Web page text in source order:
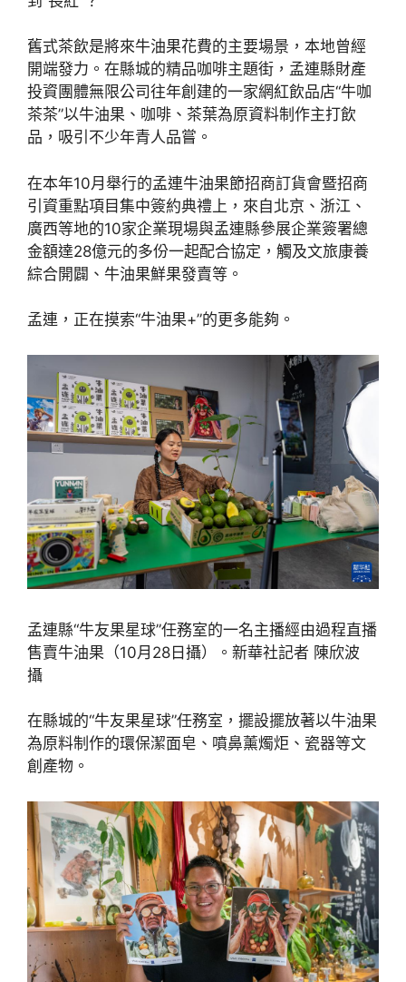
舊式茶飲是將來牛油果花費的主要場景，本地曾經
開端發力。在縣城的精品咖啡主題街，孟連縣財產
投資團體無限公司往年創建的一家網紅飲品店“牛咖
茶茶”以牛油果、咖啡、茶葉為原資料制作主打飲
品，吸引不少年青人品嘗。
在本年10月舉行的孟連牛油果節招商訂貨會暨招商
引資重點項目集中簽約典禮上，來自北京、浙江、
廣西等地的10家企業現場與孟連縣參展企業簽署總
金額達28億元的多份一起配合協定，觸及文旅康養
綜合開闢、牛油果鮮果發賣等。
孟連，正在摸索“牛油果+”的更多能夠。
孟連縣“牛友果星球”任務室的一名主播經由過程直播
售賣牛油果（10月28日攝）。新華社記者 陳欣波
攝
在縣城的“牛友果星球”任務室，擺設擺放著以牛油果
為原料制作的環保潔面皂、噴鼻薰燭炬、瓷器等文
創產物。